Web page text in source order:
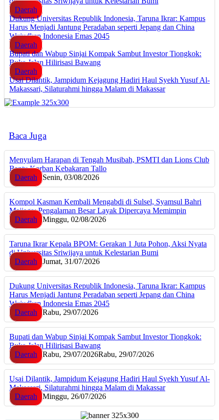
Daerah
Dukung Universitas Republik Indonesia, Taruna Ikrar: Kampus
Harus Menjadi Jantung Peradaban seperti Jepang dan China
Wujudkan Indonesia Emas 2045
Daerah
Bupati dan Wabup Sinjai Kompak Sambut Investor Tiongkok:
Buka Jalan Hilirisasi Bawang
Daerah
Usai Dilantik, Jampidum Kejagung Hadiri Haul Syekh Yusuf Al-
Makassari, Silaturahmi hingga Malam di Makassar
Baca Juga
Menyulam Harapan di Tengah Musibah, PSMTI dan Lions Club
Bantu Korban Kebakaran Tallo
Daerah
Senin, 03/08/2026
Kompol Kasman Kembali Mengabdi di Sulsel, Syamsul Bahri
Majjaga: Pengalaman Besar Layak Dipercaya Memimpin
Daerah
Minggu, 02/08/2026
Taruna Ikrar Kepala BPOM: Gerakan 1 Juta Pohon, Aksi Nyata
di Universitas Sriwijaya untuk Kelestarian Bumi
Daerah
Jumat, 31/07/2026
Dukung Universitas Republik Indonesia, Taruna Ikrar: Kampus
Harus Menjadi Jantung Peradaban seperti Jepang dan China
Wujudkan Indonesia Emas 2045
Daerah
Rabu, 29/07/2026
Bupati dan Wabup Sinjai Kompak Sambut Investor Tiongkok:
Buka Jalan Hilirisasi Bawang
Daerah
Rabu, 29/07/2026Rabu, 29/07/2026
Usai Dilantik, Jampidum Kejagung Hadiri Haul Syekh Yusuf Al-
Makassari, Silaturahmi hingga Malam di Makassar
Daerah
Minggu, 26/07/2026